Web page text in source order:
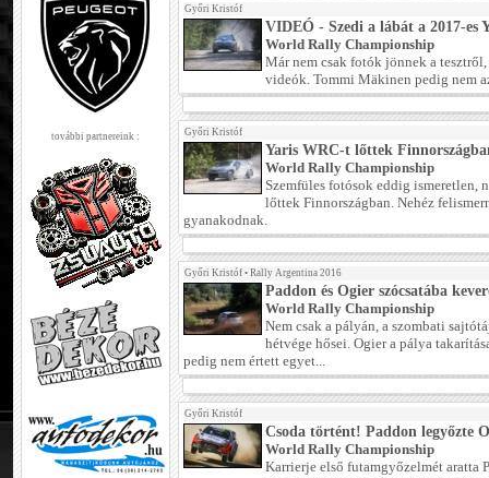
további partnereink :
Győri Kristóf
VIDEÓ - Szedi a lábát a 2017-es
World Rally Championship
Már nem csak fotók jönnek a
videók. Tommi Mäkinen pedig nem
Győri Kristóf
Yaris WRC-t lőttek
World Rally Championship
Szemfüles fotósok eddig ismeretlen,
lőttek Finnországban. Nehéz
gyanakodnak.
Győri Kristóf • Rally Argentina 2016
Paddon és Ogier szócsatába
World Rally Championship
Nem csak a pályán, a szombati
hétvége hősei. Ogier a pálya
pedig nem értett egyet...
Győri Kristóf
Csoda történt! Paddon legyőzte
World Rally Championship
Karrierje első futamgyőzelmét aratta